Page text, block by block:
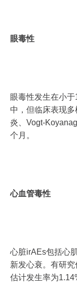
眼毒性
眼毒性发生在小
中，但临床表现
炎、
个月。
心血管毒性
心脏irAEs包括心
新发心衰。有研
估计发生率为